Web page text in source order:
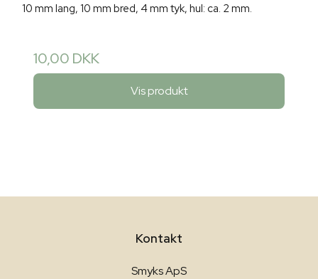
10 mm lang, 10 mm bred, 4 mm tyk, hul: ca. 2 mm.
10,00 DKK
Vis produkt
Kontakt
Smyks ApS